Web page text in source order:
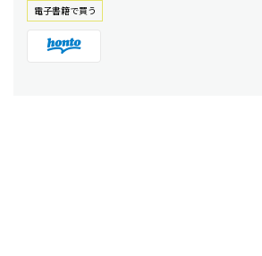
電⼦書籍で買う